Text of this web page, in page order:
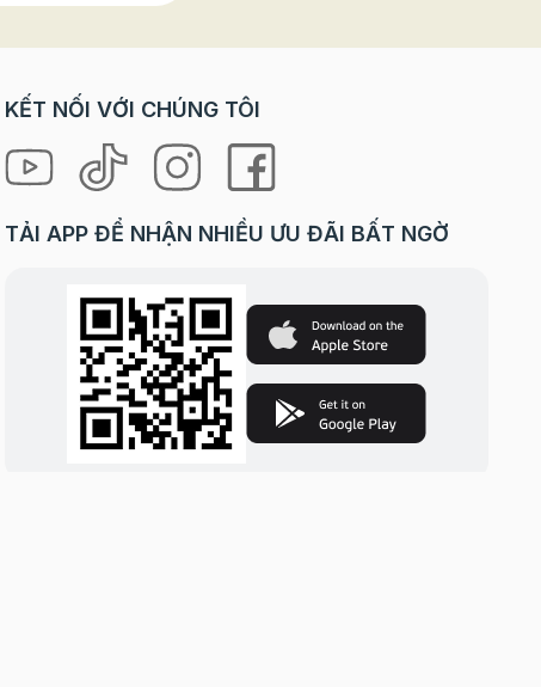
KẾT NỐI VỚI CHÚNG TÔI
TẢI APP ĐỂ NHẬN NHIỀU ƯU ĐÃI BẤT NGỜ